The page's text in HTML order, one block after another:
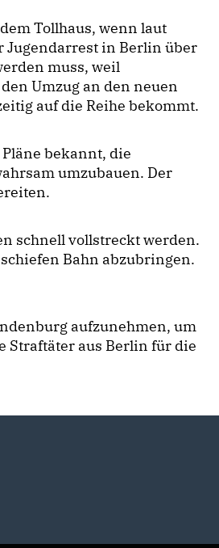
Tollhaus, wenn laut
Jugendarrest in Berlin über
muss, weil
Umzug an den neuen
auf die Reihe bekommt.
bekannt, die
umzubauen. Der
schnell vollstreckt werden.
Bahn abzubringen.
aufzunehmen, um
aus Berlin für die